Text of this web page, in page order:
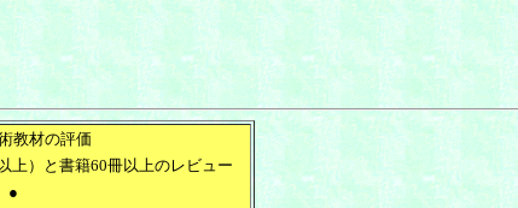
教材の評価
上）と書籍60冊以上のレビュー
●